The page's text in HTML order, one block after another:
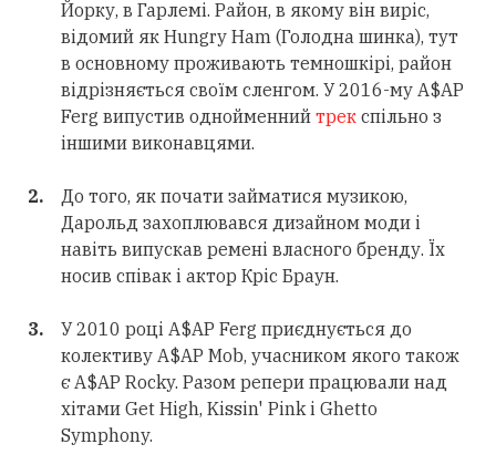
Йорку, в Гарлемі. Район, в якому він виріс,
відомий як Hungry Ham (Голодна шинка), тут
в основному проживають темношкірі, район
відрізняється своїм сленгом. У 2016-му A$AP
Ferg випустив однойменний трек спільно з
іншими виконавцями.
До того, як почати займатися музикою,
Дарольд захоплювався дизайном моди і
навіть випускав ремені власного бренду. Їх
носив співак і актор Кріс Браун.
У 2010 році A$AP Ferg приєднується до
колективу A$AP Mob, учасником якого також
є A$AP Rocky. Разом репери працювали над
хітами Get High, Kissin' Pink і Ghetto
Symphony.